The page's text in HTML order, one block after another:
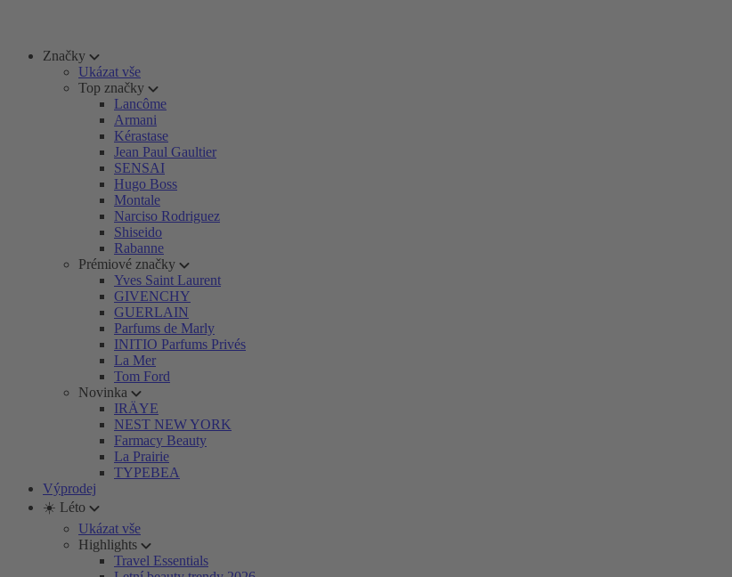
Značky
Ukázat vše
Top značky
Lancôme
Armani
Kérastase
Jean Paul Gaultier
SENSAI
Hugo Boss
Montale
Narciso Rodriguez
Shiseido
Rabanne
Prémiové značky
Yves Saint Laurent
GIVENCHY
GUERLAIN
Parfums de Marly
INITIO Parfums Privés
La Mer
Tom Ford
Novinka
IRÄYE
NEST NEW YORK
Farmacy Beauty
La Prairie
TYPEBEA
Výprodej
☀️ Léto
Ukázat vše
Highlights
Travel Essentials